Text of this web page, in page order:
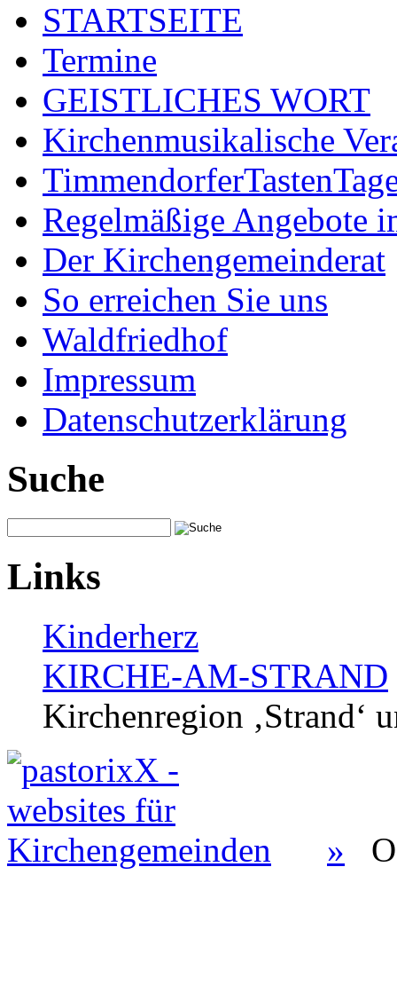
STARTSEITE
Termine
GEISTLICHES WORT
Kirchenmusikalische
Regelmäßige Angebote
Der Kirchengemeinderat
So erreichen Sie uns
Waldfriedhof
Impressum
Datenschutzerklärung
Suche
Links
Kinderherz
KIRCHE-AM-STRAND
Kirchenregion ‚Strand‘
»